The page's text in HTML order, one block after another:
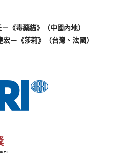
《毒藥貓》（中國內地）
－《莎莉》（台灣、法國）